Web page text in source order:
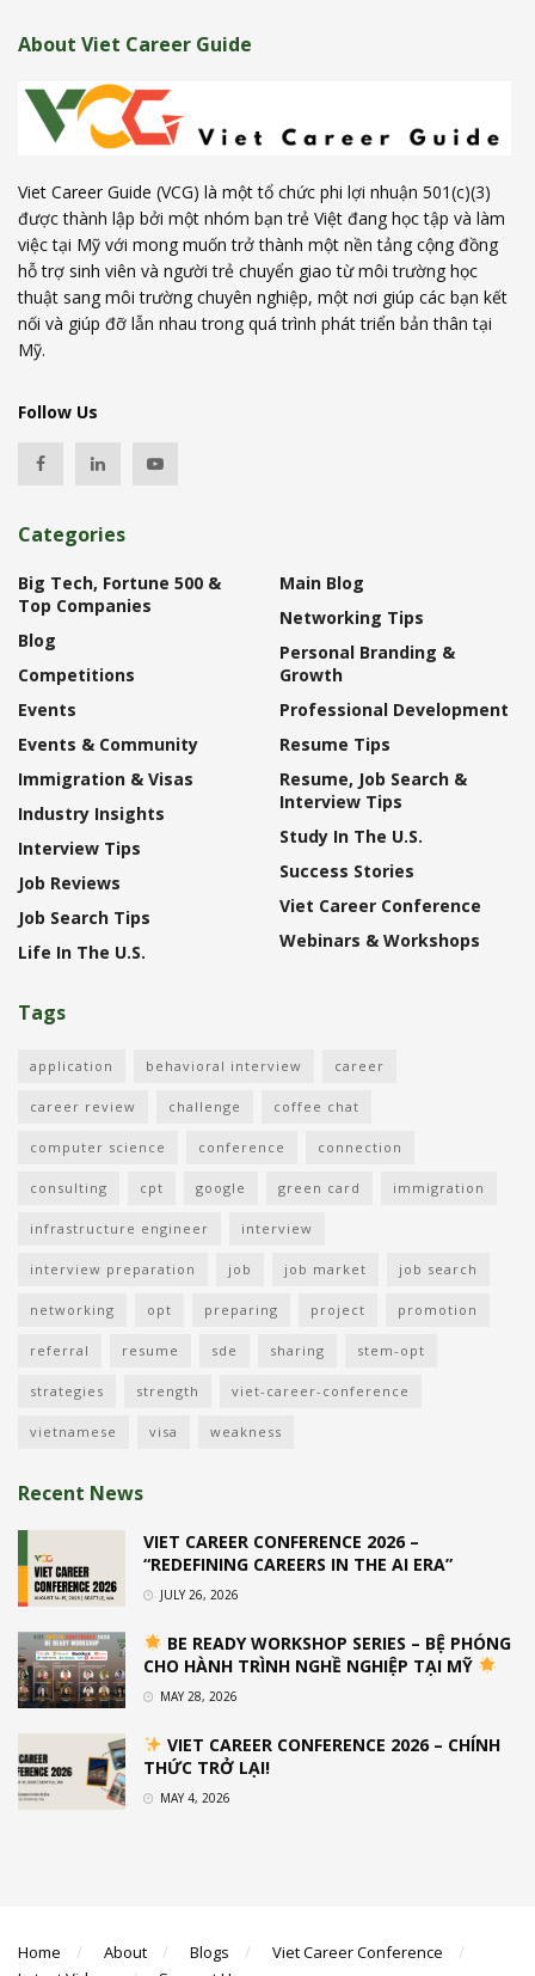
About Viet Career Guide
Viet Career Guide (VCG) là một tổ chức phi lợi nhuận 501(c)(3)
được thành lập bởi một nhóm bạn trẻ Việt đang học tập và làm
việc tại Mỹ với mong muốn trở thành một nền tảng cộng đồng
hỗ trợ sinh viên và người trẻ chuyển giao từ môi trường học
thuật sang môi trường chuyên nghiệp, một nơi giúp các bạn kết
nối và giúp đỡ lẫn nhau trong quá trình phát triển bản thân tại
Mỹ.
Follow Us
Categories
Big Tech, Fortune 500 &
Top Companies
Blog
Competitions
Events
Events & Community
Immigration & Visas
Industry Insights
Interview Tips
Job Reviews
Job Search Tips
Life In The U.S.
Main Blog
Networking Tips
Personal Branding &
Growth
Professional Development
Resume Tips
Resume, Job Search &
Interview Tips
Study In The U.S.
Success Stories
Viet Career Conference
Webinars & Workshops
Tags
application behavioral interview career
career review challenge coffee chat
computer science conference connection
consulting cpt google green card immigration
infrastructure engineer interview
interview preparation job job market job search
networking opt preparing project promotion
referral resume sde sharing stem-opt
strategies strength viet-career-conference
vietnamese visa weakness
Recent News
VIET CAREER CONFERENCE 2026 –
“REDEFINING CAREERS IN THE AI ERA”
JULY 26, 2026
BE READY WORKSHOP SERIES – BỆ PHÓNG
CHO HÀNH TRÌNH NGHỀ NGHIỆP TẠI MỸ
MAY 28, 2026
VIET CAREER CONFERENCE 2026 – CHÍNH
THỨC TRỞ LẠI!
MAY 4, 2026
Home About Blogs
Viet Career Conference